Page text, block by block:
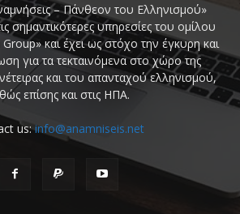
– Πάνθεον του Ελληνισμού»
σημαντικότερες υπηρεσίες του ομίλου
και έχει ως στόχο την έγκυρη και
για τα τεκταινόμενα στο χώρο της
και του απανταχού ελληνισμού,
επίσης και στις ΗΠΑ.
us:info@anamniseis.net